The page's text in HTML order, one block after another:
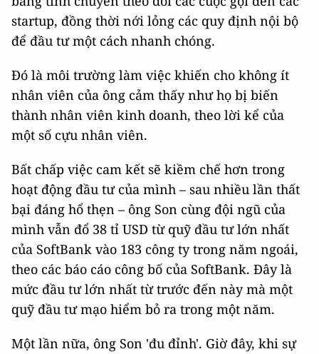
startup, đồng thời nới lỏng các quy định nội bộ
để đầu tư một cách nhanh chóng.
Đó là môi trường làm việc khiến cho không ít
nhân viên của ông cảm thấy như họ bị biến
thành nhân viên kinh doanh, theo lời kể của
một số cựu nhân viên.
Bất chấp việc cam kết sẽ kiềm chế hơn trong
hoạt động đầu tư của mình – sau nhiều lần thất
bại đáng hổ thẹn – ông Son cùng đội ngũ của
mình vẫn đổ 38 tỉ USD từ quỹ đầu tư lớn nhất
của SoftBank vào 183 công ty trong năm ngoái,
theo các báo cáo công bố của SoftBank. Đây là
mức đầu tư lớn nhất từ trước đến này mà một
quỹ đầu tư mạo hiểm bỏ ra trong một năm.
Một lần nữa, ông Son 'đu đỉnh'. Giờ đây, khi sự